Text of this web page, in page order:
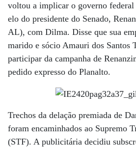
voltou a implicar o governo
elo do presidente do Senado,
AL), com Dilma. Disse que sua
marido e sócio Amauri dos Santos
participar da campanha de
pedido expresso do Planalto.
Trechos da delação premiada de
foram encaminhados ao Supremo
(STF). A publicitária decidiu